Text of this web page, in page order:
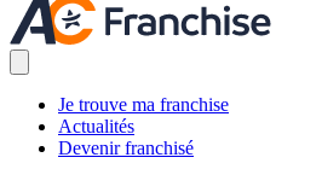
Je trouve ma franchise
Actualités
Devenir franchisé